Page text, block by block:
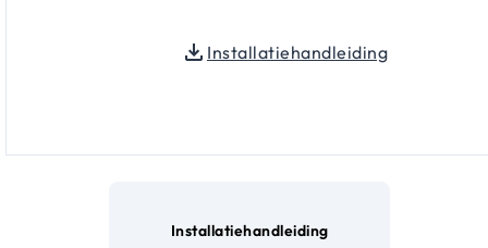
Installatiehandleiding
Installatiehandleiding